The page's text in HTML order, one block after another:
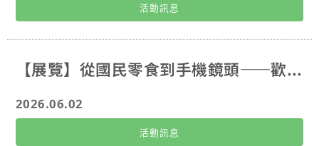
活動訊息
【展覽】從國民零食到手機鏡頭——歡迎全校師生蒞臨參觀廖清輝「創意人生80展」！
2026.06.02
活動訊息